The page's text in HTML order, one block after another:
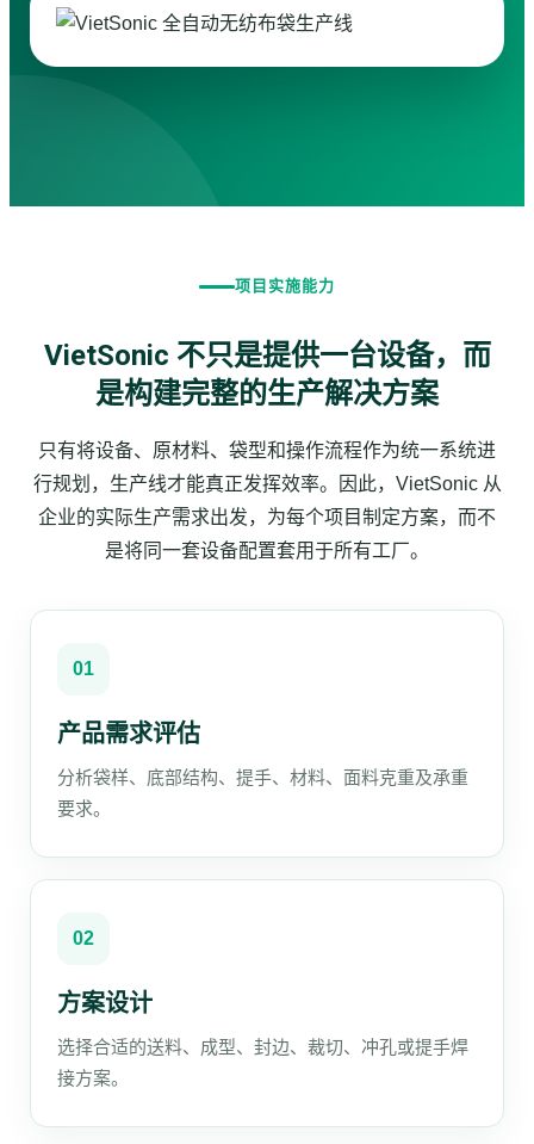
项目实施能力
VietSonic 不只是提供一台设备，而
是构建完整的生产解决方案
只有将设备、原材料、袋型和操作流程作为统一系统进
行规划，生产线才能真正发挥效率。因此，VietSonic 从
企业的实际生产需求出发，为每个项目制定方案，而不
是将同一套设备配置套用于所有工厂。
01
产品需求评估
分析袋样、底部结构、提手、材料、面料克重及承重
要求。
02
方案设计
选择合适的送料、成型、封边、裁切、冲孔或提手焊
接方案。